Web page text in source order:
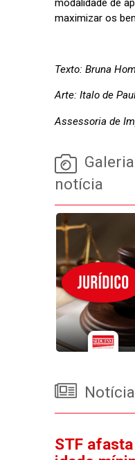
modalidade de
maximizar os
Texto: Bruna
Arte: Italo de
Assessoria de
notícia
STF